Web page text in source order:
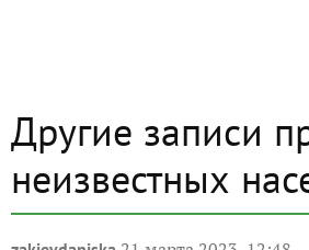
Другие записи
неизвестных